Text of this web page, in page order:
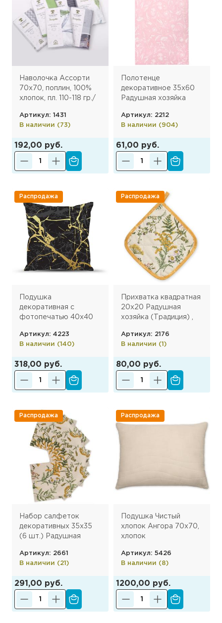
Наволочка Ассорти
70х70, поплин, 100%
хлопок, пл. 110-118 гр./
Артикул: 1431
В наличии (73)
192,00 руб.
Полотенце
декоративное 35х60
Радушная хозяйка
100% хлопок,
Соцветие
Артикул: 2212
В наличии (904)
61,00 руб.
Распродажа
Подушка
декоративная с
фотопечатью 40х40
Артикул: 4223
В наличии (140)
318,00 руб.
Распродажа
Прихватка квадратная
20х20 Радушная
хозяйка (Традиция) ,
% хлопок, Хербал
Артикул: 2176
В наличии (1)
80,00 руб.
Распродажа
Набор салфеток
декоративных 35х35
(6 шт.) Радушная
Артикул: 2661
В наличии (21)
291,00 руб.
Распродажа
Подушка Чистый
хлопок Ангора 70х70,
хлопок
Артикул: 5426
В наличии (8)
1200,00 руб.